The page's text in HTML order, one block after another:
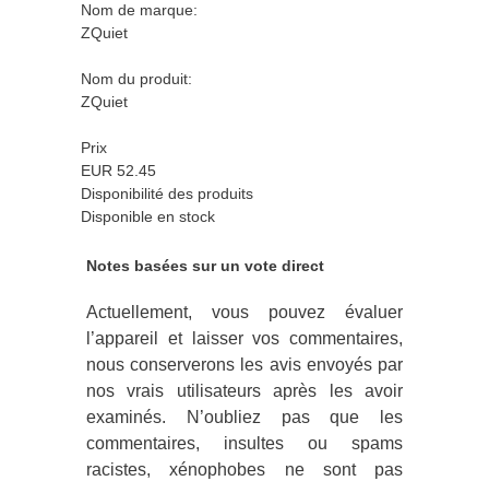
Nom de marque:
ZQuiet
Nom du produit:
ZQuiet
Prix
EUR 52.45
Disponibilité des produits
Disponible en stock
Notes basées sur un vote direct
Actuellement, vous pouvez évaluer
l’appareil et laisser vos commentaires,
nous conserverons les avis envoyés par
nos vrais utilisateurs après les avoir
examinés. N’oubliez pas que les
commentaires, insultes ou spams
racistes, xénophobes ne sont pas